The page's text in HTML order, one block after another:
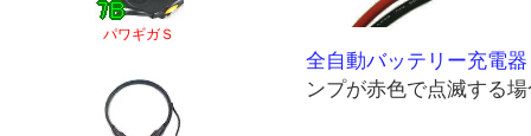
全自動バッテリー充電
ンプが赤色で点滅する
パワギガＳ